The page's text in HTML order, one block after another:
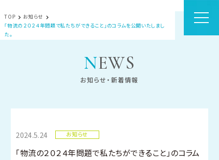
NEWS
お知らせ・新着情報
TOP
お知らせ
「物流の２０２４年問題で私たちができること」のコラムを公開いたしまし
た。
2024.5.24 お知らせ
「物流の２０２４年問題で私たちができること」のコラム